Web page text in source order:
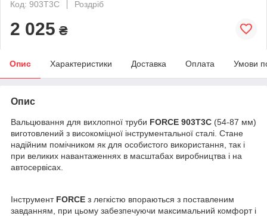
Код: 903T3C
Роздріб
2 025 ₴
Опис Характеристики Доставка Оплата Умови
Опис
Вальцювання для вихлопної труби FORCE 903T3C (54-87 мм)
виготовлений з високоміцної інструментальної сталі. Стане
надійним помічником як для особистого використання, так і
при великих навантаженнях в масштабах виробництва і на
автосервісах.
Інструмент FORCE з легкістю впораються з поставленим
завданням, при цьому забезпечуючи максимальний комфорт і